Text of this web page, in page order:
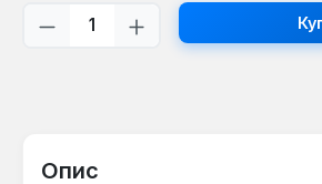
Кількість товару:
Опис